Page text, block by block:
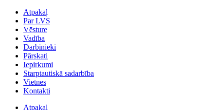
Atpakaļ
Par LVS
Vēsture
Vadība
Darbinieki
Pārskati
Iepirkumi
Starptautiskā sadarbība
Vietnes
Kontakti
Atpakaļ